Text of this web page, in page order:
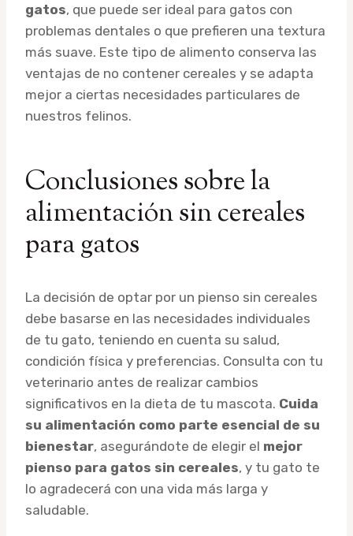
gatos, que puede ser ideal para gatos con
problemas dentales o que prefieren una textura
más suave. Este tipo de alimento conserva las
ventajas de no contener cereales y se adapta
mejor a ciertas necesidades particulares de
nuestros felinos.
Conclusiones sobre la
alimentación sin cereales
para gatos
La decisión de optar por un pienso sin cereales
debe basarse en las necesidades individuales
de tu gato, teniendo en cuenta su salud,
condición física y preferencias. Consulta con tu
veterinario antes de realizar cambios
significativos en la dieta de tu mascota. Cuida
su alimentación como parte esencial de su
bienestar, asegurándote de elegir el mejor
pienso para gatos sin cereales, y tu gato te
lo agradecerá con una vida más larga y
saludable.